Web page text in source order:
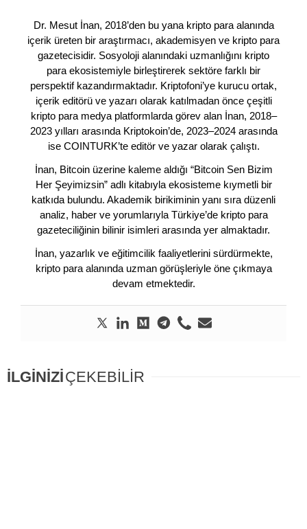
Dr. Mesut İnan, 2018’den bu yana kripto para alanında
içerik üreten bir araştırmacı, akademisyen ve kripto para
gazetecisidir. Sosyoloji alanındaki uzmanlığını kripto
para ekosistemiyle birleştirerek sektöre farklı bir
perspektif kazandırmaktadır. Kriptofoni’ye kurucu ortak,
içerik editörü ve yazarı olarak katılmadan önce çeşitli
kripto para medya platformlarda görev alan İnan, 2018–
2023 yılları arasında Kriptokoin’de, 2023–2024 arasında
ise COINTURK’te editör ve yazar olarak çalıştı.
İnan, Bitcoin üzerine kaleme aldığı “Bitcoin Sen Bizim
Her Şeyimizsin” adlı kitabıyla ekosisteme kıymetli bir
katkıda bulundu. Akademik birikiminin yanı sıra düzenli
analiz, haber ve yorumlarıyla Türkiye’de kripto para
gazeteciliğinin bilinir isimleri arasında yer almaktadır.
İnan, yazarlık ve eğitimcilik faaliyetlerini sürdürmekte,
kripto para alanında uzman görüşleriyle öne çıkmaya
devam etmektedir.
İLGİNİZİÇEKEBİLİR